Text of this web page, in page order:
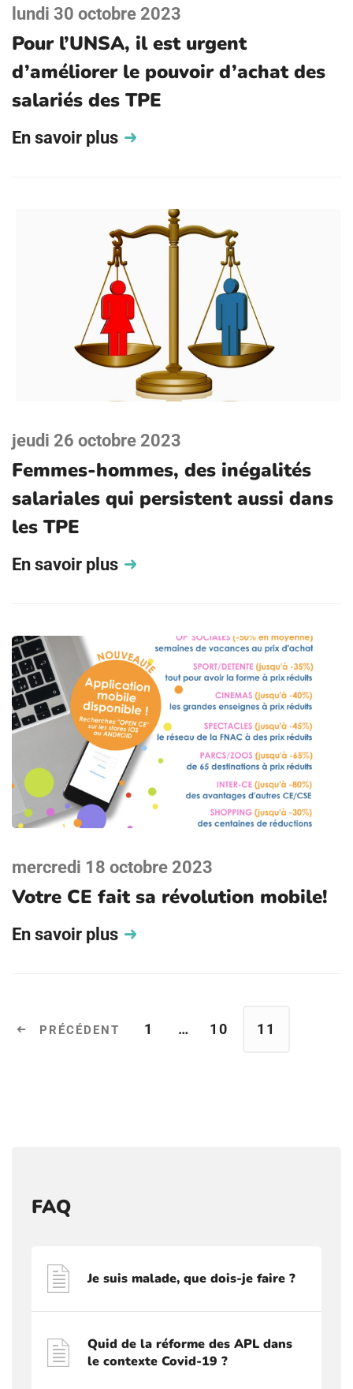
lundi 30 octobre 2023
Pour l’UNSA, il est urgent
d’améliorer le pouvoir d’achat des
salariés des TPE
En savoir plus
jeudi 26 octobre 2023
Femmes-hommes, des inégalités
salariales qui persistent aussi dans
les TPE
En savoir plus
mercredi 18 octobre 2023
Votre CE fait sa révolution mobile!
En savoir plus
1 … 10 11
FAQ
Je suis malade, que dois-je faire ?
Quid de la réforme des APL dans
le contexte Covid-19 ?